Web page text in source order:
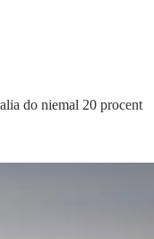
do niemal 20 procent